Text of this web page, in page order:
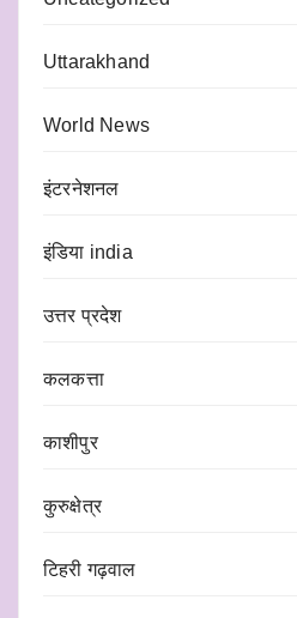
Uttarakhand
World News
इंटरनेशनल
इंडिया india
उत्तर प्रदेश
कलकत्ता
काशीपुर
कुरुक्षेत्र
टिहरी गढ़वाल